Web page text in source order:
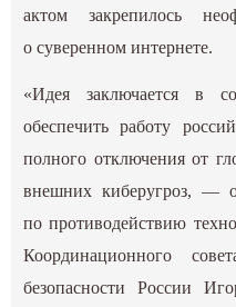
актом закрепилось
о суверенном интернете.
«Идея заключается в
обеспечить работу
полного отключения от
внешних киберугроз, —
по противодействию
Координационного
безопасности России